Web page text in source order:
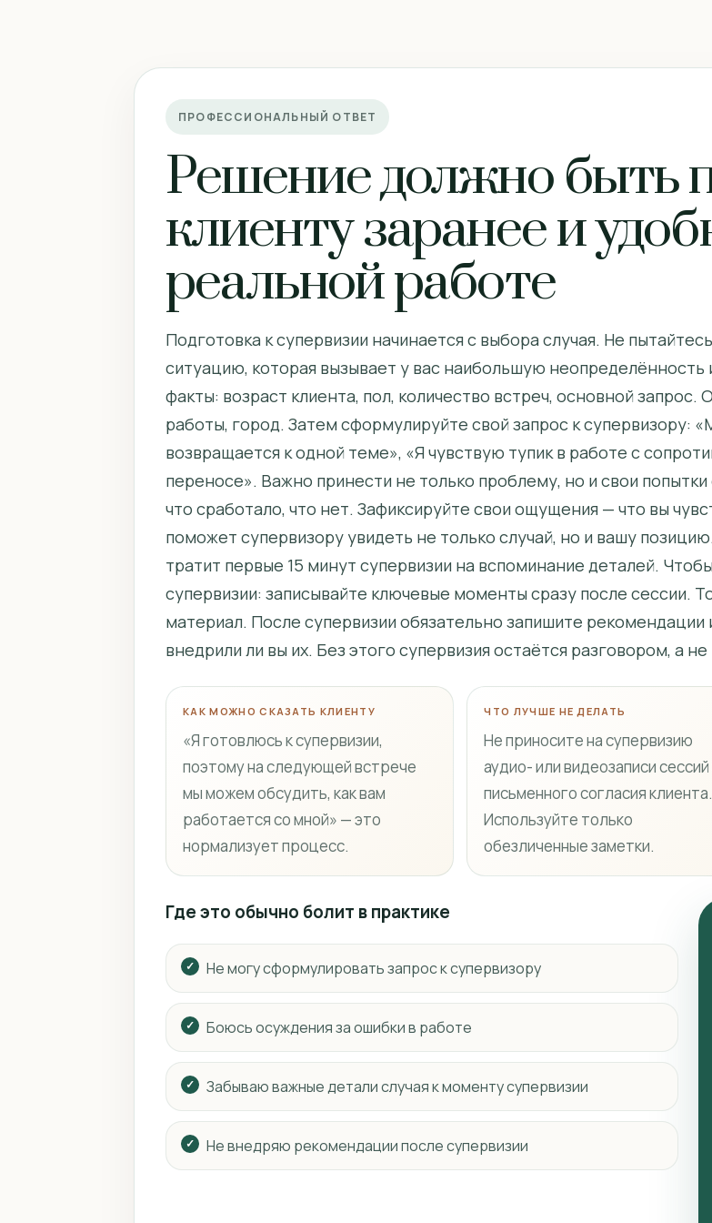
ПРОФЕССИОНАЛЬНЫЙ ОТВЕТ
Решение должно быть
клиенту заранее и
реальной работе
Подготовка к супервизии начинается с выбора случая. Не
ситуацию, которая вызывает у вас наибольшую
факты: возраст клиента, пол, количество встреч, основной
работы, город. Затем сформулируйте свой запрос к супервизору:
возвращается к одной теме», «Я чувствую тупик в работе с
переносе». Важно принести не только проблему, но и свои
что сработало, что нет. Зафиксируйте свои ощущения — что вы
поможет супервизору увидеть не только случай, но и вашу
тратит первые 15 минут супервизии на вспоминание деталей.
супервизии: записывайте ключевые моменты сразу после сессии.
материал. После супервизии обязательно запишите
внедрили ли вы их. Без этого супервизия остаётся разговором, а
КАК МОЖНО СКАЗАТЬ КЛИЕНТУ
«Я готовлюсь к супервизии,
поэтому на следующей встрече
мы можем обсудить, как вам
работается со мной» — это
нормализует процесс.
ЧТО ЛУЧШЕ НЕ ДЕЛАТЬ
Не приносите на супервизию
аудио- или видеозаписи сессий
письменного согласия клиента.
Используйте только
обезличенные заметки.
Где это обычно болит в практике
Не могу сформулировать запрос к супервизору
Боюсь осуждения за ошибки в работе
Забываю важные детали случая к моменту супервизии
Не внедряю рекомендации после супервизии